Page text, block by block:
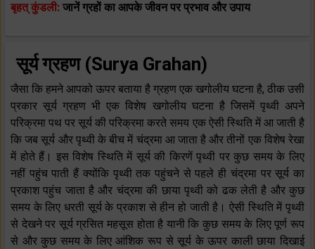
बृहत् कुंडली: जानें ग्रहों का आपके जीवन पर प्रभाव और उपाय
सूर्य ग्रहण (Surya Grahan)
जैसा कि हमने आपको ऊपर बताया है ग्रहण एक खगोलीय घटना है, ठीक उसी
प्रकार सूर्य ग्रहण भी एक विशेष खगोलीय घटना है जिसमें पृथ्वी अपने
परिक्रमा पथ पर सूर्य की परिक्रमा करते समय एक ऐसी स्थिति में आ जाती है
कि जब सूर्य और पृथ्वी के बीच में चंद्रमा आ जाता है और तीनों एक विशेष रेखा
में होते हैं। इस विशेष स्थिति में सूर्य की किरणें पृथ्वी पर कुछ समय के लिए
नहीं पहुंच पाती हैं क्योंकि पृथ्वी तक पहुंचने से पहले ही चंद्रमा पर सूर्य का
प्रकाश पहुंच जाता है और चंद्रमा की छाया पृथ्वी को ढक लेती है और कुछ
समय के लिए धरती सूर्य के प्रकाश से हीन हो जाती है। ऐसी स्थिति में पृथ्वी
से देखने पर सूर्य ग्रसित महसूस होता है यानी कि कुछ समय के लिए पूर्ण रूप
से और कुछ समय के लिए आंशिक रूप से सूर्य के ऊपर काली छाया दिखाई